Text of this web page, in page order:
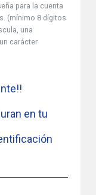
para la cuenta
(mínimo 8 dígitos
una
carácter
en tu